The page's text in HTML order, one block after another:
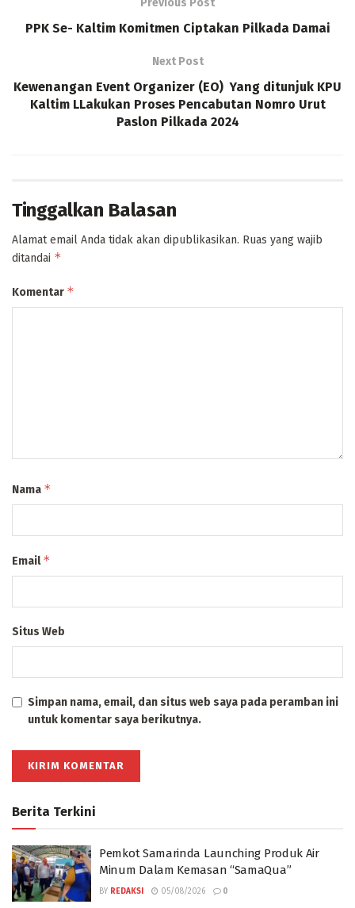
PPK Se- Kaltim Komitmen Ciptakan Pilkada Damai
Next Post
Kewenangan Event Organizer (EO) Yang ditunjuk KPU
Kaltim LLakukan Proses Pencabutan Nomro Urut
Paslon Pilkada 2024
Tinggalkan Balasan
Alamat email Anda tidak akan dipublikasikan. Ruas yang wajib
ditandai *
Komentar *
Nama *
Email*
Situs Web
Simpan nama, email, dan situs web saya pada peramban ini
untuk komentar saya berikutnya.
Berita Terkini
Pemkot Samarinda Launching Produk Air
Minum Dalam Kemasan “SamaQua”
BY REDAKSI 05/08/2026 0